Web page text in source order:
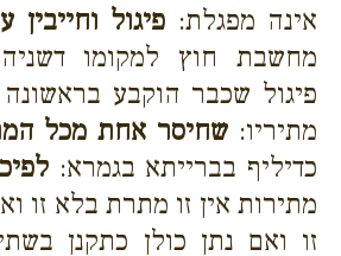
אינה מפגלת: פיגול
מחשבת חוץ למקומו דשניה
פיגול שכבר הוקבע
מתיריו: שחיסר אחת מכל
כדיליף בברייתא בגמרא:
מתירות אין זו מתרת בלא זו
זו ואם נתן כולן כתקנן